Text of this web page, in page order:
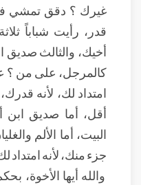
غيرك ؟ دقق تمشي
قدر، رأيت شباباً
أخيك، والثالث صديق
كالمرجل، على من ؟
امتداد لك، لأنه
أقل، أما صديق
البيت، أما الألم
جزء منك، لأنه امتداد
والله أيها الأخوة،